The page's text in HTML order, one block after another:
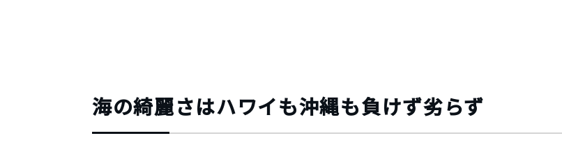
海の綺麗さはハワイも沖縄も負けず劣らず